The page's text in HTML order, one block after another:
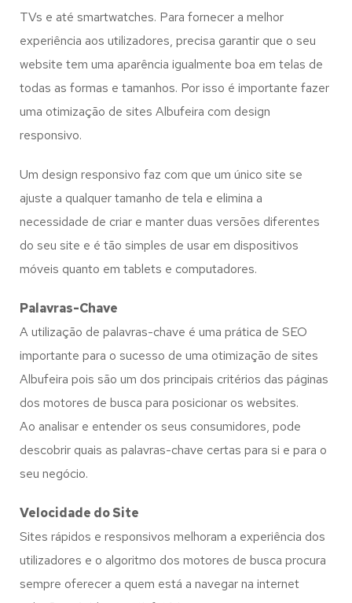
TVs e até smartwatches. Para fornecer a melhor
experiência aos utilizadores, precisa garantir que o seu
website tem uma aparência igualmente boa em telas de
todas as formas e tamanhos. Por isso é importante fazer
uma otimização de sites Albufeira com design
responsivo.
Um design responsivo faz com que um único site se
ajuste a qualquer tamanho de tela e elimina a
necessidade de criar e manter duas versões diferentes
do seu site e é tão simples de usar em dispositivos
móveis quanto em tablets e computadores.
Palavras-Chave
A utilização de palavras-chave é uma prática de SEO
importante para o sucesso de uma otimização de sites
Albufeira pois são um dos principais critérios das páginas
dos motores de busca para posicionar os websites.
Ao analisar e entender os seus consumidores, pode
descobrir quais as palavras-chave certas para si e para o
seu negócio.
Velocidade do Site
Sites rápidos e responsivos melhoram a experiência dos
utilizadores e o algoritmo dos motores de busca procura
sempre oferecer a quem está a navegar na internet